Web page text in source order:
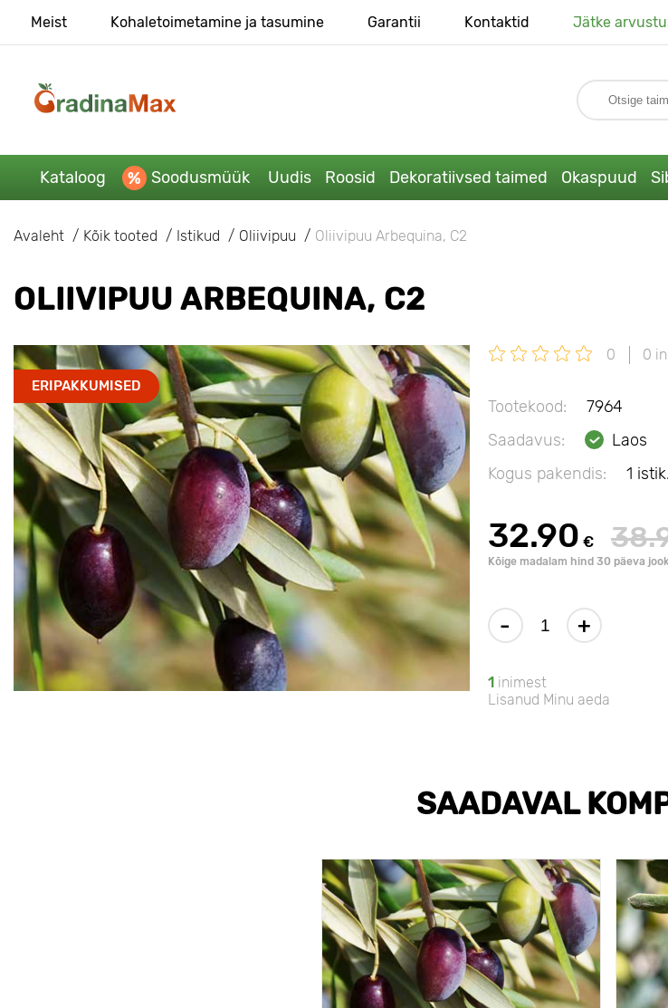
Meist Kohaletoimetamine ja tasumine Garantii Kontaktid Jätke
Kataloog Soodusmüük Uudis Roosid Dekoratiivsed taimed Okaspuud
Avaleht Kõik tooted Istikud Oliivipuu Oliivipuu Arbequina, С2
OLIIVIPUU ARBEQUINA, С2
ERIPAKKUMISED
0 0
Tootekood:
7964
Saadavus:
Laos
Kogus pakendis:
1 istik.
32.90 €
Kõige madalam hind 30 päeva
- +
1 inimest
Lisanud Minu aeda
SAADAVAL